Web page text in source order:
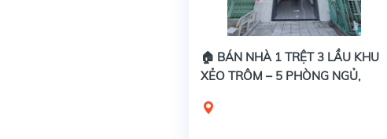
🏠 BÁN NHÀ 1 TRỆT 3 LẦU KHU
XẺO TRÔM – 5 PHÒNG NGỦ,